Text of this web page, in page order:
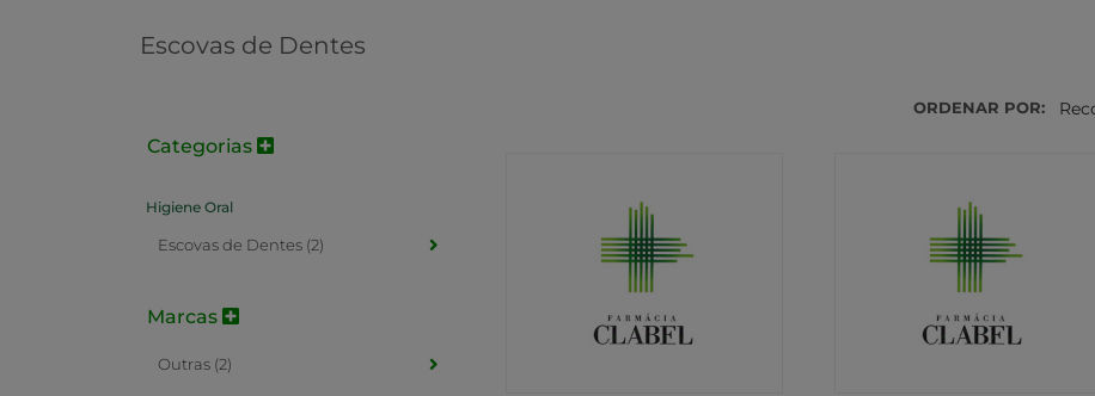
Escovas de Dentes
Categorias
Higiene Oral
Escovas de Dentes (2)
Marcas
Outras (2)
ORDENAR POR: